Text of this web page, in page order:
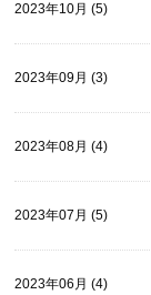
2023年10月 (5)
2023年09月 (3)
2023年08月 (4)
2023年07月 (5)
2023年06月 (4)